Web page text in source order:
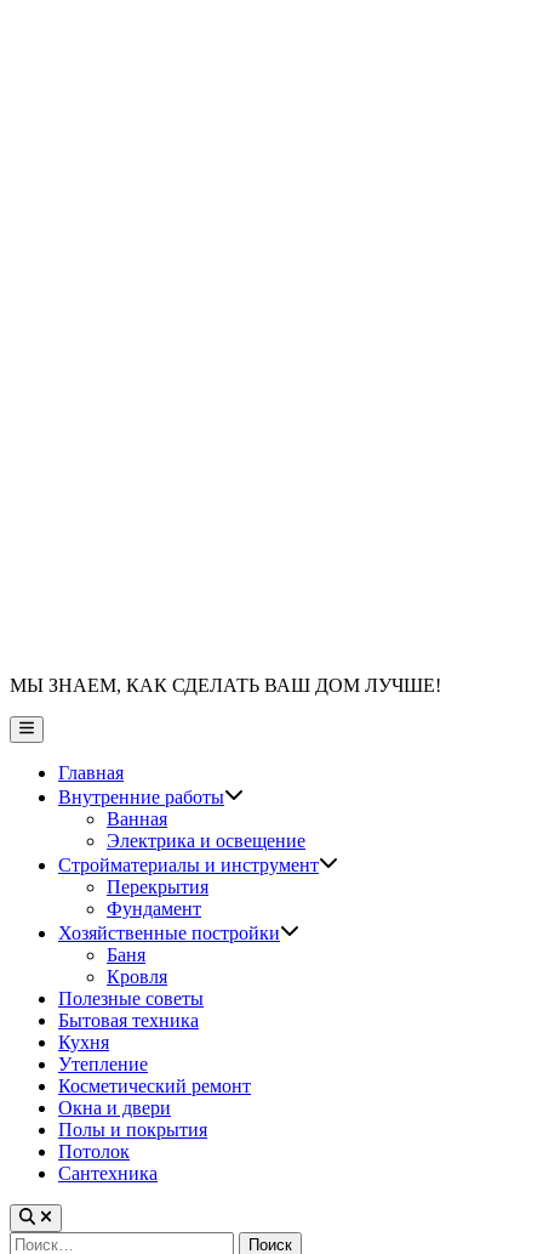
МЫ ЗНАЕМ, КАК СДЕЛАТЬ ВАШ ДОМ ЛУЧШЕ!
Главное
меню
Главная
Внутренние работы
Ванная
Электрика и освещение
Стройматериалы и инструмент
Перекрытия
Фундамент
Хозяйственные постройки
Баня
Кровля
Полезные советы
Бытовая техника
Кухня
Утепление
Косметический ремонт
Окна и двери
Полы и покрытия
Потолок
Сантехника
Найти: